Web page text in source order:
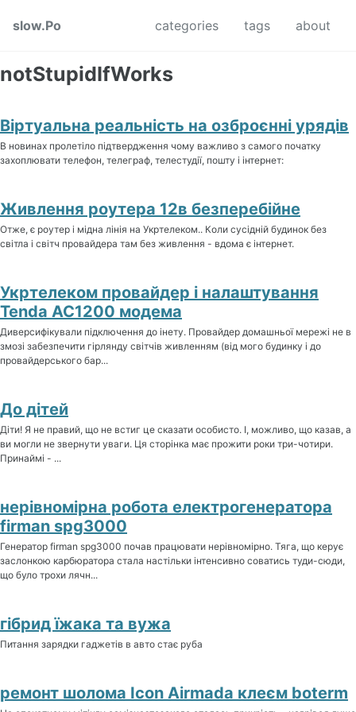
slow.Po
categories tags about
notStupidIfWorks
Віртуальна реальність на озброєнні урядів
В новинах пролетіло підтвердження чому важливо з самого початку
захоплювати телефон, телеграф, телестудії, пошту і інтернет:
Живлення роутера 12в безперебійне
Отже, є роутер і мідна лінія на Укртелеком.. Коли сусідній будинок без
світла і світч провайдера там без живлення - вдома є інтернет.
Укртелеком провайдер і налаштування
Tenda AC1200 модема
Диверсифікували підключення до інету. Провайдер домашньої мережі не в
змозі забезпечити гірлянду світчів живленням (від мого будинку і до
провайдерського бар...
До дітей
Діти! Я не правий, що не встиг це сказати особисто. І, можливо, що казав, а
ви могли не звернути уваги. Ця сторінка має прожити роки три-чотири.
Принаймі - ...
нерівномірна робота електрогенератора
firman spg3000
Генератор firman spg3000 почав працювати нерівномірно. Тяга, що керує
заслонкою карбюратора стала настільки інтенсивно соватись туди-сюди,
що було трохи лячн...
гібрид їжака та вужа
Питання зарядки гаджетів в авто стає руба
ремонт шолома Icon Airmada клеєм boterm